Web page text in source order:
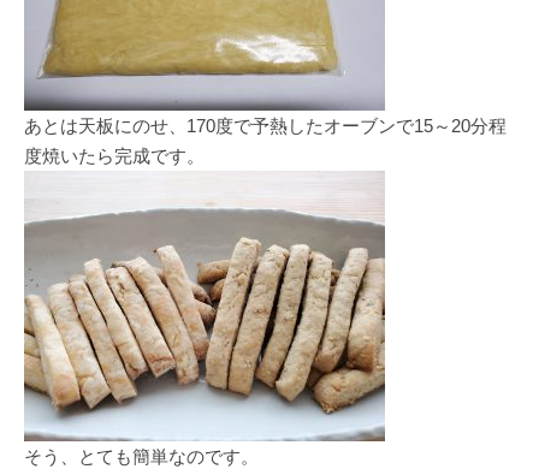
あとは天板にのせ、170度で予熱したオーブンで15～20分程
度焼いたら完成です。
そう、とても簡単なのです。